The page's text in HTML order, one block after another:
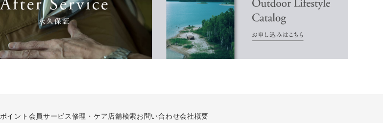
ポイント会員サービス修理・ケア店舗検索お問い合わせ会社概要